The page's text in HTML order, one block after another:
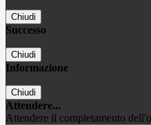
Chiudi
Successo
Chiudi
Informazione
Chiudi
Attendere...
Attendere il completamento